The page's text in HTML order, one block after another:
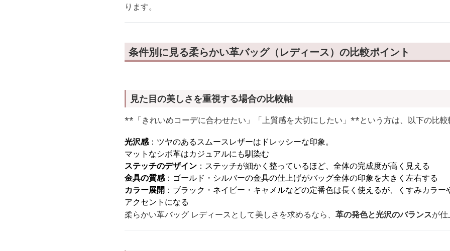
ります。
条件別に見る柔らかい革バッグ（レディース）の比較ポイント
見た目の美しさを重視する場合の比較軸
**「きれいめコーデに合わせたい」「上質感を大切にしたい」**という方は、以下の比較
光沢感：ツヤのあるスムースレザーはドレッシーな印象。
マットなシボ革はカジュアルにも馴染む
ステッチのデザイン ：ステッチが細かく整っているほど、全体の完成度が高く見える
金具の質感：ゴールド・シルバーの金具の仕上げがバッグ全体の印象を大きく左右する
カラー展開 ：ブラック・ネイビー・キャメルなどの定番色は長く使えるが、くすみカラ
アクセントになる
柔らかい革バッグ レディースとして美しさを求めるなら、 革の発色と光沢のバランスが仕